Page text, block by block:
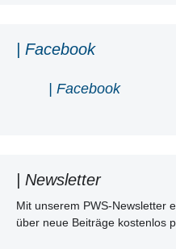
| Facebook
| Facebook
| Newsletter
Mit unserem PWS-Newsletter
über neue Beiträge kostenlos